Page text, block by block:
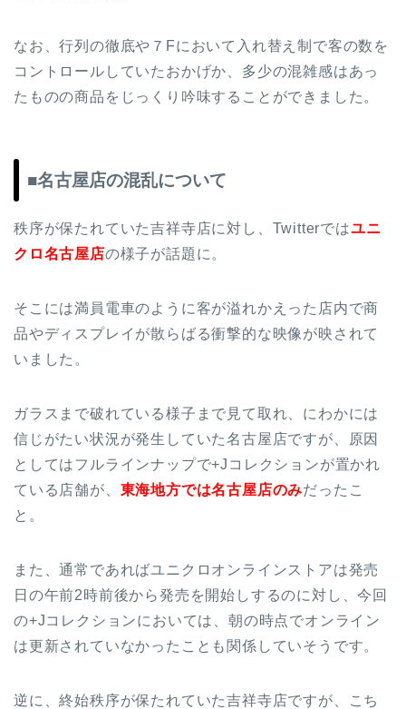
なお、行列の徹底や７Fにおいて入れ替え制で客の数を
コントロールしていたおかげか、多少の混雑感はあっ
たものの商品をじっくり吟味することができました。
■名古屋店の混乱について
秩序が保たれていた吉祥寺店に対し、Twitterではユニ
クロ名古屋店の様子が話題に。
そこには満員電車のように客が溢れかえった店内で商
品やディスプレイが散らばる衝撃的な映像が映されて
いました。
ガラスまで破れている様子まで見て取れ、にわかには
信じがたい状況が発生していた名古屋店ですが、原因
としてはフルラインナップで+Jコレクションが置かれ
ている店舗が、 東海地方では名古屋店のみだったこ
と。
また、通常であればユニクロオンラインストアは発売
日の午前2時前後から発売を開始しするのに対し、今回
の+Jコレクションにおいては、朝の時点でオンライン
は更新されていなかったことも関係していそうです。
逆に、終始秩序が保たれていた吉祥寺店ですが、こち